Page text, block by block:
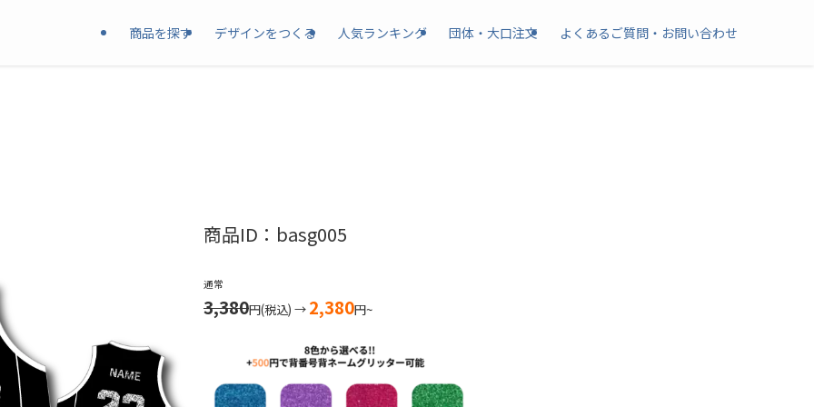
商品を探す デザインをつくる 人気ランキング 団体・大口注文 よくあるご質問・お問い合わせ
商品ID：basg005
通常
3,380円(税込) → 2,380円~